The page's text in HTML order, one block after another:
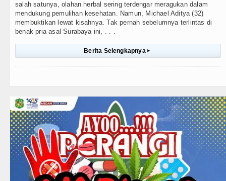
salah satunya, olahan herbal sering terdengar meragukan dalam
mendukung pemulihan kesehatan. Namun, Michael Aditya (32)
membuktikan lewat kisahnya. Tak pernah sebelumnya terlintas di
benak pria asal Surabaya ini, . . .
Berita Selengkapnya ▸